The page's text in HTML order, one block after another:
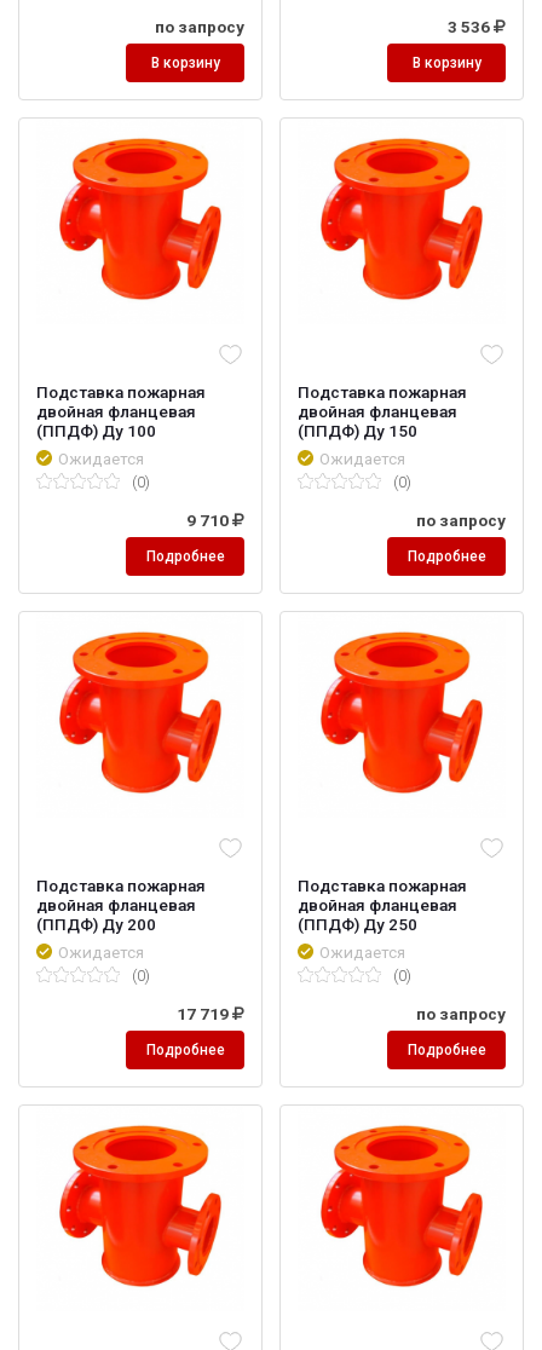
по запросу
В корзину
3 536
В корзину
Подставка пожарная
двойная фланцевая
(ППДФ) Ду 100
Ожидается
(0)
9 710
Подробнее
Подставка пожарная
двойная фланцевая
(ППДФ) Ду 150
Ожидается
(0)
по запросу
Подробнее
Подставка пожарная
двойная фланцевая
(ППДФ) Ду 200
Ожидается
(0)
17 719
Подробнее
Подставка пожарная
двойная фланцевая
(ППДФ) Ду 250
Ожидается
(0)
по запросу
Подробнее